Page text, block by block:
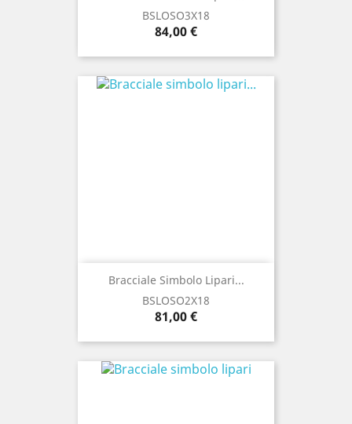
BSLOSO3X18
Prezzo
84,00 €
Bracciale Simbolo Lipari...
BSLOSO2X18
Prezzo
81,00 €